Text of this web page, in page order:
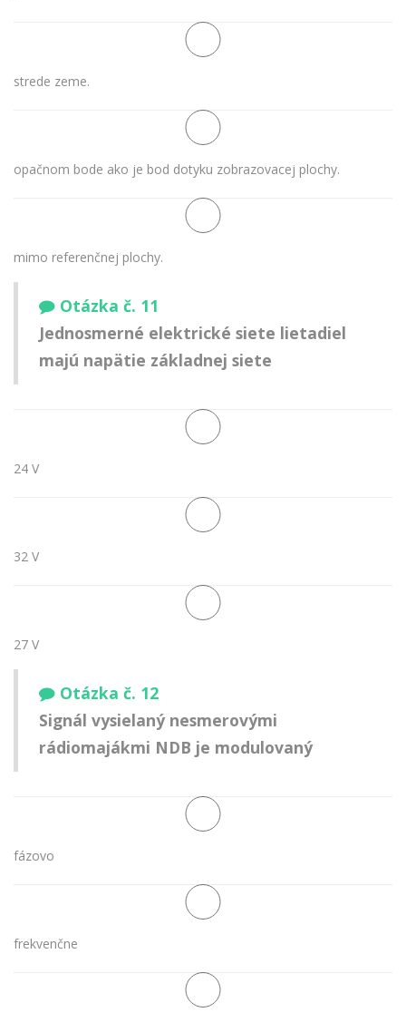
strede zeme.
opačnom bode ako je bod dotyku zobrazovacej plochy.
mimo referenčnej plochy.
Otázka č. 11
Jednosmerné elektrické siete lietadiel
majú napätie základnej siete
24 V
32 V
27 V
Otázka č. 12
Signál vysielaný nesmerovými
rádiomajákmi NDB je modulovaný
fázovo
frekvenčne